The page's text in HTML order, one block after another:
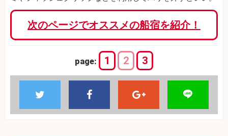
次のページでオススメの船宿を紹介！
page: 1 2 3